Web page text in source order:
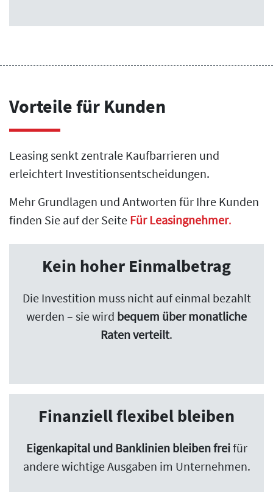
Vorteile für Kunden
Leasing senkt zentrale Kaufbarrieren und
erleichtert Investitionsentscheidungen.
Mehr Grundlagen und Antworten für Ihre Kunden
finden Sie auf der Seite Für Leasingnehmer.
Kein hoher Einmalbetrag
Die Investition muss nicht auf einmal bezahlt
werden – sie wird bequem über monatliche
Raten verteilt.
Finanziell flexibel bleiben
Eigenkapital und Banklinien bleiben freifür
andere wichtige Ausgaben im Unternehmen.